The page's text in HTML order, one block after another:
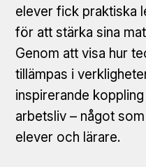
elever fick praktiska
för att stärka sina
Genom att visa hur
tillämpas i
inspirerande
arbetsliv – något
elever och lärare.